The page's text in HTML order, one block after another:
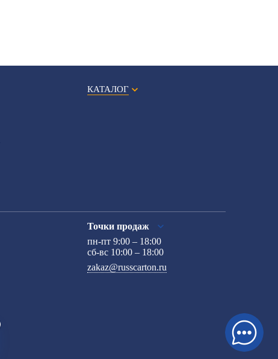
КАТАЛОГ
Точки продаж
пн-пт 9:00 – 18:00
сб-вс 10:00 – 18:00
zakaz@russcarton.ru